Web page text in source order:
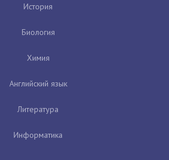
История
Биология
Химия
Английский язык
Литература
Информатика